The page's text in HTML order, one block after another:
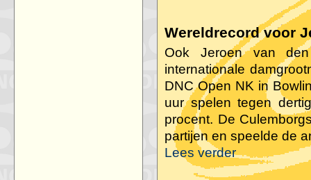
Wereldrecord voor
Ook Jeroen van
internationale
DNC Open NK in
uur spelen tegen
procent. De
partijen en speelde de
Lees verder